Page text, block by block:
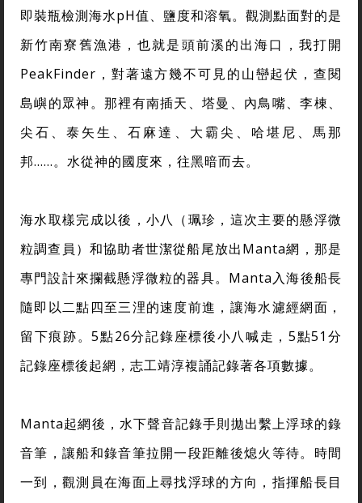
即裝瓶檢測海水pH值、鹽度和溶氧。觀測點面對的是
新竹南寮舊漁港，也就是頭前溪的出海口，我打開
PeakFinder，對著遠方幾不可見的山巒起伏，查閱
島嶼的眾神。那裡有南插天、塔曼、內鳥嘴、李棟、
尖石、泰矢生、石麻達、大霸尖、哈堪尼、馬那
邦……。水從神的國度來，往黑暗而去。
海水取樣完成以後，小八（珮珍，這次主要的懸浮微
粒調查員）和協助者世潔從船尾放出Manta網，那是
專門設計來攔截懸浮微粒的器具。Manta入海後船長
隨即以二點四至三浬的速度前進，讓海水濾經網面，
留下痕跡。5點26分記錄座標後小八喊走，5點51分
記錄座標後起網，志工靖淳複誦記錄著各項數據。
Manta起網後，水下聲音記錄手則拋出繫上浮球的錄
音筆，讓船和錄音筆拉開一段距離後熄火等待。時間
一到，觀測員在海面上尋找浮球的方向，指揮船長目